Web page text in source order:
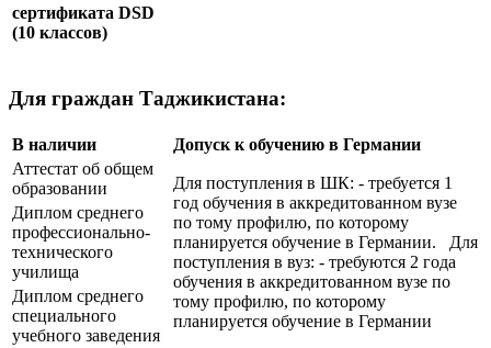
сертификата DSD
(10 классов)
Для граждан Таджикистана:
В наличии
Допуск к обучению в Германии
Аттестат об общем
образовании
Для поступления в ШК: - требуется 1
год обучения в аккредитованном вузе
по тому профилю, по которому
планируется обучение в Германии. Для
поступления в вуз: - требуются 2 года
обучения в аккредитованном вузе по
тому профилю, по которому
планируется обучение в Германии
Диплом среднего
профессионально-
технического
училища
Диплом среднего
специального
учебного заведения